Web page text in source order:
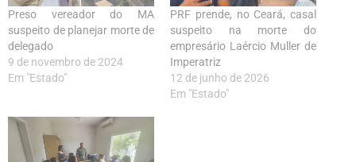
Preso vereador do MA
suspeito de planejar morte de
delegado
9 de novembro de 2024
Em "Estado"
PRF prende, no Ceará, casal
suspeito na morte do
empresário Laércio Muller de
Imperatriz
12 de junho de 2026
Em "Estado"